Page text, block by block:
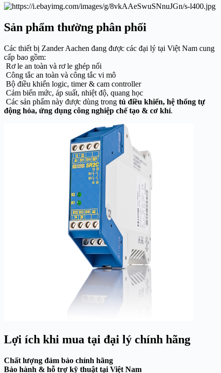
Sản phẩm thường phân phối
Các thiết bị Zander Aachen đang được các đại lý tại Việt Nam cung
cấp bao gồm:
Rơ le an toàn và rơ le ghép nối
Công tắc an toàn và công tắc vi mô
Bộ điều khiển logic, timer & cam controller
Cảm biến mức, áp suất, nhiệt độ, quang học
Các sản phẩm này được dùng trong tủ điều khiển, hệ thống tự
động hóa, ứng dụng công nghiệp chế tạo & cơ khí.
Lợi ích khi mua tại đại lý chính hãng
Chất lượng đảm bảo chính hãng
Bảo hành & hỗ trợ kỹ thuật tại Việt Nam